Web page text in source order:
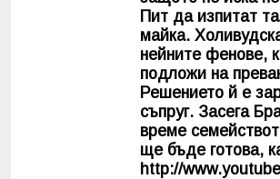
Пит да изпитат
майка.
нейните фенове,
подложи на
Решението й е
съпруг. Засега
време
ще бъде готова,
http://